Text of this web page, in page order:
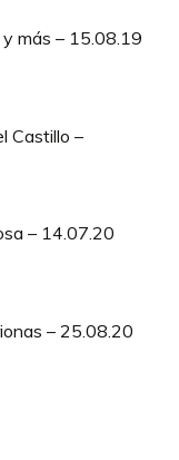
más – 15.08.19
Castillo –
– 14.07.20
– 25.08.20